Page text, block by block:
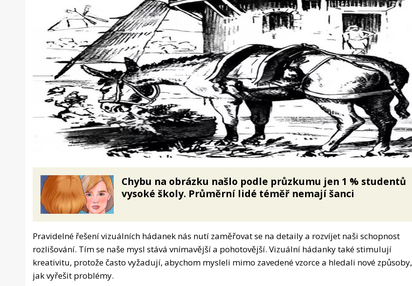
Chybu na obrázku našlo podle průzkumu jen 1 % studentů
vysoké školy. Průměrní lidé téměř nemají šanci
Pravidelné řešení vizuálních hádanek nás nutí zaměřovat se na detaily a rozvíjet naši schopnost
rozlišování. Tím se naše mysl stává vnímavější a pohotovější. Vizuální hádanky také stimulují
kreativitu, protože často vyžadují, abychom mysleli mimo zavedené vzorce a hledali nové způsoby,
jak vyřešit problémy.